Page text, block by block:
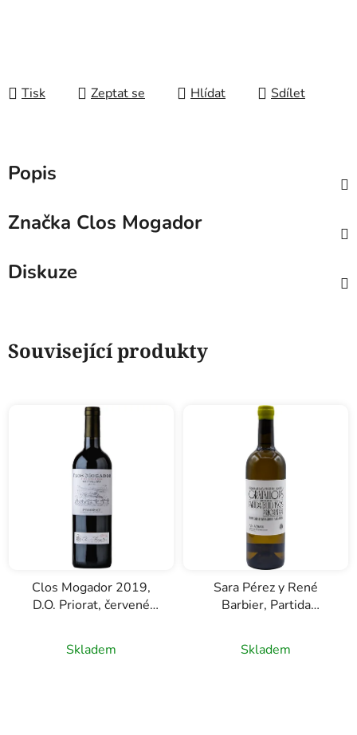
Tisk Zeptat se Hlídat Sdílet
Popis
Značka Clos Mogador
Diskuze
Související produkty
Clos Mogador 2019,
D.O. Priorat, červené
Skladem
Sara Pérez y René
Barbier, Partida
Priorat, bílé víno, 0,75l
Skladem